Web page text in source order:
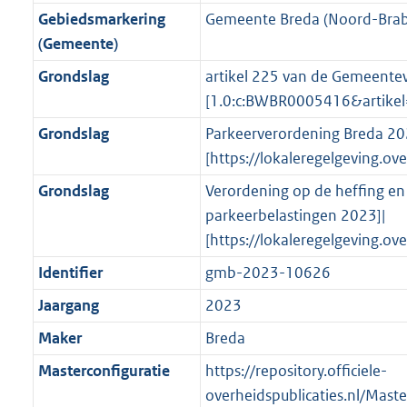
o
m
a
t
f
r
m
a
n
o
r
a
i
f
o
m
b
o
t
e
:
3
K
b
o
t
t
e
:
2
K
b
Gebiedsmarkering
(Gemeente)
Gemeente Breda (Noord-
Grondslag
artikel 225 van de
Grondslag
Parkeerverordening Breda
[https://
Grondslag
Verordening op de heffing
parkeerbelastingen 2023]|
[https://
Identifier
gmb-2023-10626
Jaargang
2023
Maker
Breda
Masterconfiguratie
https://repository.officiele-
overheidspublicaties.nl/